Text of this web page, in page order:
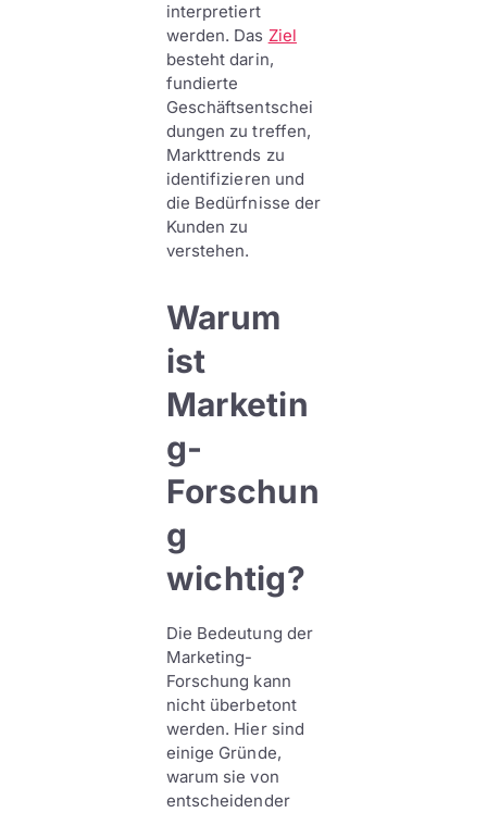
interpretiert
werden. Das Ziel
besteht darin,
fundierte
Geschäftsentschei
dungen zu treffen,
Markttrends zu
identifizieren und
die Bedürfnisse der
Kunden zu
verstehen.
Warum
ist
Marketin
g-
Forschun
g
wichtig?
Die Bedeutung der
Marketing-
Forschung kann
nicht überbetont
werden. Hier sind
einige Gründe,
warum sie von
entscheidender